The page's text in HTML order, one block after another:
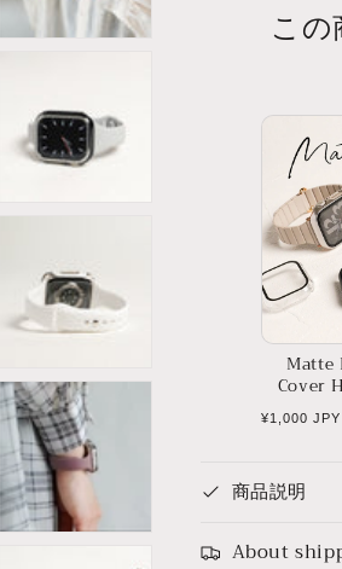
こ
Matte
Cover
Watch
Regular
¥1,000 JPY
商品説明
About